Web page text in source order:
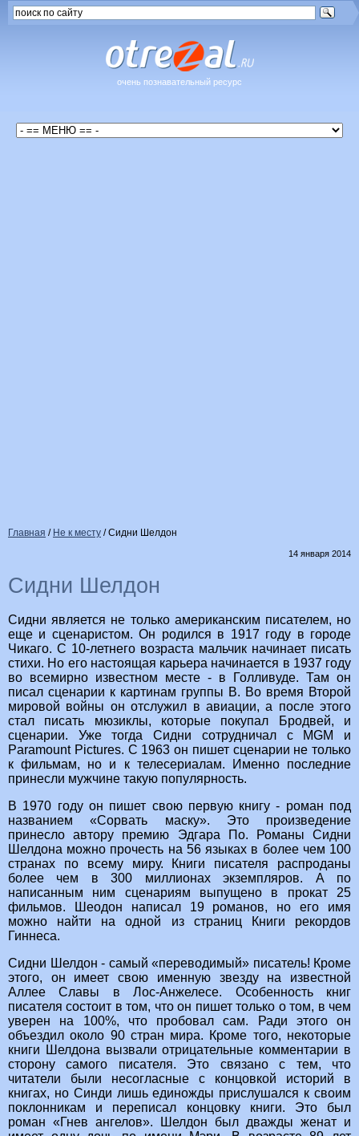
очень познавательный ресурс
Главная / Не к месту /Сидни Шелдон
14 января 2014
Сидни Шелдон
Сидни является не только американским писателем, но
еще и сценаристом. Он родился в 1917 году в городе
Чикаго. С 10-летнего возраста мальчик начинает писать
стихи. Но его настоящая карьера начинается в 1937 году
во всемирно известном месте - в Голливуде. Там он
писал сценарии к картинам группы В. Во время Второй
мировой войны он отслужил в авиации, а после этого
стал писать мюзиклы, которые покупал Бродвей, и
сценарии. Уже тогда Сидни сотрудничал с MGM и
Paramount Pictures. С 1963 он пишет сценарии не только
к фильмам, но и к телесериалам. Именно последние
принесли мужчине такую популярность.
В 1970 году он пишет свою первую книгу ­- роман под
названием «Сорвать маску». Это произведение
принесло автору премию Эдгара По. Романы Сидни
Шелдона можно прочесть на 56 языках в более чем 100
странах по всему миру. Книги писателя распроданы
более чем в 300 миллионах экземпляров. А по
написанным ним сценариям выпущено в прокат 25
фильмов. Шеодон написал 19 романов, но его имя
можно найти на одной из страниц Книги рекордов
Гиннеса.
Сидни Шелдон - самый «переводимый» писатель! Кроме
этого, он имеет свою именную звезду на известной
Аллее Славы в Лос-Анжелесе. Особенность книг
писателя состоит в том, что он пишет только о том, в чем
уверен на 100%, что пробовал сам. Ради этого он
объездил около 90 стран мира. Кроме того, некоторые
книги Шелдона вызвали отрицательные комментарии в
сторону самого писателя. Это связано с тем, что
читатели были несогласные с концовкой историй в
книгах, но Синди лишь единожды прислушался к своим
поклонникам и переписал концовку книги. Это был
роман «Гнев ангелов». Шелдон был дважды женат и